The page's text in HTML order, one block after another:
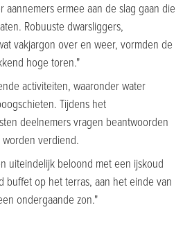
aannemers ermee aan de slag gaan die
Robuuste dwarsliggers,
vakjargon over en weer, vormden de
hoge toren."
activiteiten, waaronder water
Tijdens het
deelnemers vragen beantwoorden
verdiend.
uiteindelijk beloond met een ijskoud
buffet op het terras, aan het einde van
ondergaande zon."